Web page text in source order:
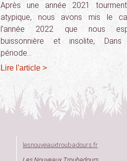
Après une année 2021
atypique, nous avons mis le
l’année 2022 que nous
buissonnière et insolite, Dans
période…
Lire l'article >
lesnouveauxtroubadours.fr